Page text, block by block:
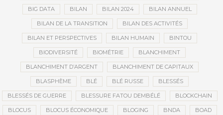
BIG DATA BILAN BILAN 2024 BILAN ANNUEL
BILAN DE LA TRANSITION BILAN DES ACTIVITÉS
BILAN ET PERSPECTIVES BILAN HUMAIN BINTOU
BIODIVERSITÉ BIOMÉTRIE BLANCHIMENT
BLANCHIMENT D’ARGENT BLANCHIMENT DE CAPITAUX
BLASPHÈME BLÉ BLÉ RUSSE BLESSÉS
BLESSÉS DE GUERRE BLESSURE FATOU DEMBÉLÉ BLOCKCHAIN
BLOCUS BLOCUS ÉCONOMIQUE BLOGING BNDA BOAD